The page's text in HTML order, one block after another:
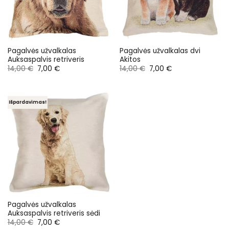
Pagalvės užvalkalas
Auksaspalvis retriveris
14,00€ Original
price
7,00 €Current
Pagalvės užvalkalas dvi
Akitos
14,00€ Original
price
7,00 €Current
Išpardavimas!
Pagalvės užvalkalas
Auksaspalvis retriveris sėdi
14,00€ Original
price
7,00 €Current